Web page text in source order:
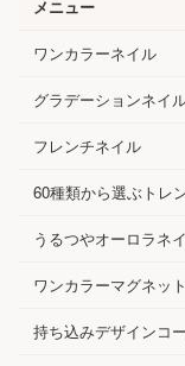
メニュー
ワンカラーネイル
グラデーションネイ
フレンチネイル
60種類から選ぶトレ
うるつやオーロラネ
ワンカラーマグネッ
持ち込みデザインコ